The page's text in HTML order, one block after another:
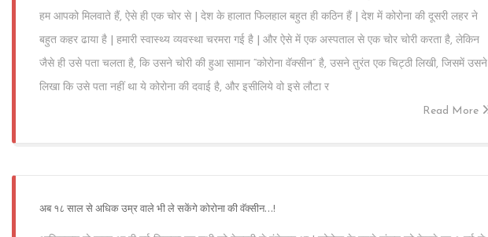
हम आपको मिलवाते हैं, ऐसे ही एक चोर से | देश के हालात फिलहाल बहुत ही कठिन हैं | देश में कोरोना की दूसरी लहर ने
बहुत कहर ढाया है | हमारी स्वास्थ्य व्यवस्था चरमरा गई है | और ऐसे में एक अस्पताल से एक चोर चोरी करता है, लेकिन
जैसे ही उसे पता चलता है, कि उसने चोरी की हुआ सामान “कोरोना वॅक्सीन” है, उसने तुरंत एक चिट्ठी लिखी, जिसमें उसने
लिखा कि उसे पता नहीं था ये कोरोना की दवाई है, और इसीलिये वो इसे लौटा र
Read More
अब १८ साल से अधिक उम्र वाले भी ले सकेंगे कोरोना की वॅक्सीन…!